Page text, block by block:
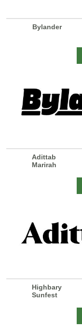
Bylander
Adittab
Marirah
Highbary
Sunfest